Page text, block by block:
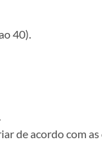
40).
de acordo com